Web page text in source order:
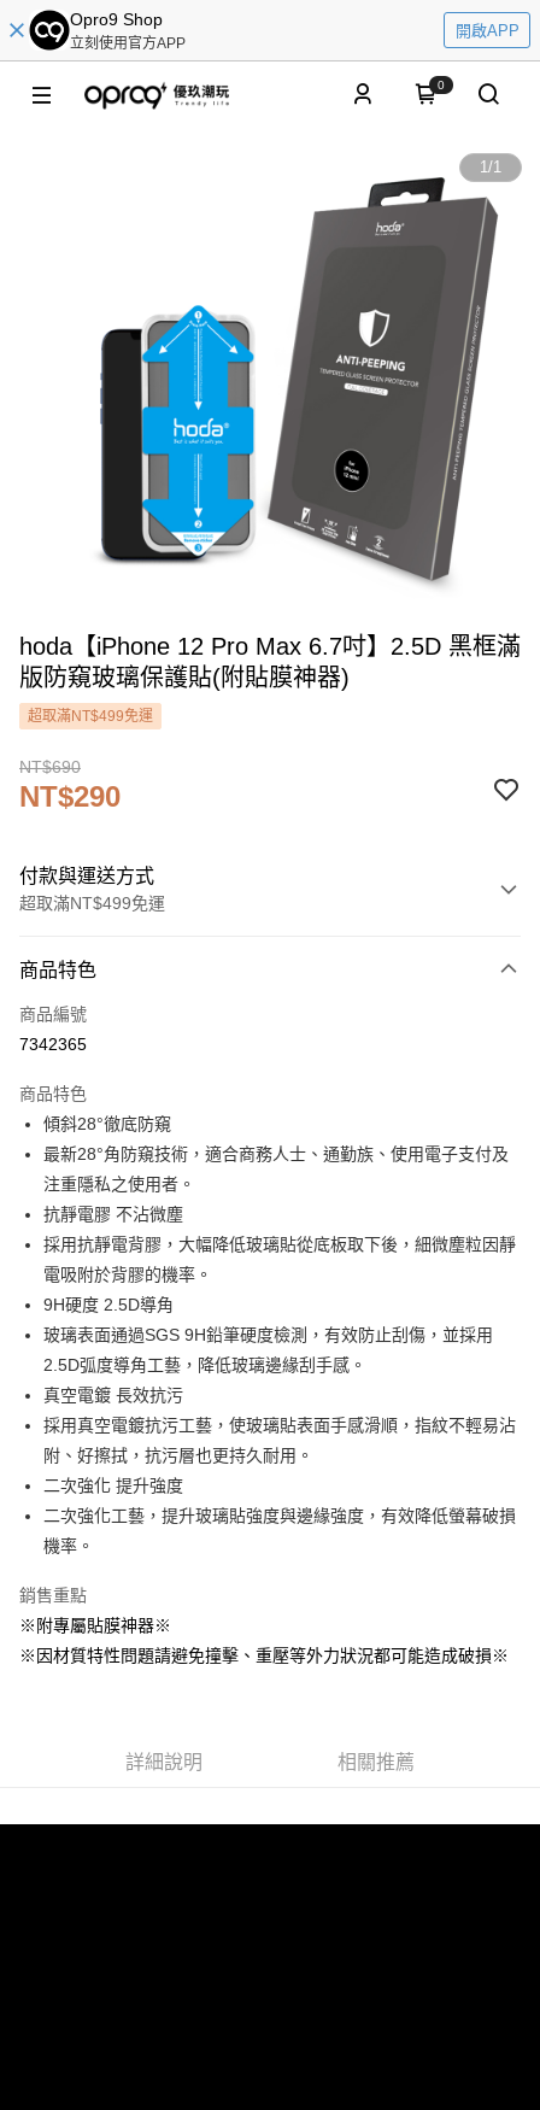
Opro9 Shop
立刻使用官方APP
開啟APP
0
1/1
hoda【iPhone 12 Pro Max 6.7吋】2.5D 黑框滿
版防窺玻璃保護貼(附貼膜神器)
超取滿NT$499免運
NT$690
NT$290
付款與運送方式
超取滿NT$499免運
信用卡一次付款
信用卡分期付款
合作金庫商業銀行
華南商業銀行
上海商業儲蓄銀行
台北富邦商業銀行
國泰世華商業銀行
臺灣中小企業銀行
匯豐（台灣）商業銀行
華泰商業銀行
聯邦商業銀行
遠東國際商業銀行
元大商業銀行
玉山商業銀行
台新國際商業銀行
中國信託商業銀行
台灣樂天信用卡公司
6 期 0 利率 每期
華南商業銀行
彰化商業銀行
上海商業儲蓄銀行
國泰世華商業銀行
臺灣中小企業銀行
台中商業銀行
匯豐（台灣）商業銀行
聯邦商業銀行
元大商業銀行
玉山商業銀行
星展（台灣）商業銀行
台新國際商業銀行
中國信託商業銀行
台灣樂天信用卡公司
12 期 0 利率 每期
合作金庫商業銀行
上海商業儲蓄銀行
國泰世華商業銀行
兆豐國際商業銀行
臺灣中小企業銀行
匯豐（台灣）商業銀行
聯邦商業銀行
遠東國際商業銀行
元大商業銀行
永豐商業銀行
玉山商業銀行
星展（台灣）商業銀行
台新國際商業銀行
台灣樂天信用卡公司
超商取貨付款
LINE Pay
Apple Pay
街口支付
悠遊付
ATM付款
運送方式
全家付款取貨
每筆NT$60，滿NT$499(含以上)免運費
每筆NT$60，滿NT$499(含以上)免運費
宅配
商品特色
商品編號
7342365
商品特色
傾斜28°徹底防窺
最新28°角防窺技術，適合商務人士、通勤族、使用電子支付及
注重隱私之使用者。
抗靜電膠 不沾微塵
採用抗靜電背膠，大幅降低玻璃貼從底板取下後，細微塵粒因靜
電吸附於背膠的機率。
9H硬度 2.5D導角
玻璃表面通過SGS 9H鉛筆硬度檢測，有效防止刮傷，並採用
2.5D弧度導角工藝，降低玻璃邊緣刮手感。
真空電鍍 長效抗污
採用真空電鍍抗污工藝，使玻璃貼表面手感滑順，指紋不輕易沾
附、好擦拭，抗污層也更持久耐用。
二次強化 提升強度
二次強化工藝，提升玻璃貼強度與邊緣強度，有效降低螢幕破損
機率。
銷售重點
※附專屬貼膜神器※
※因材質特性問題請避免撞擊、重壓等外力狀況都可能造成破損※
詳細說明 相關推薦